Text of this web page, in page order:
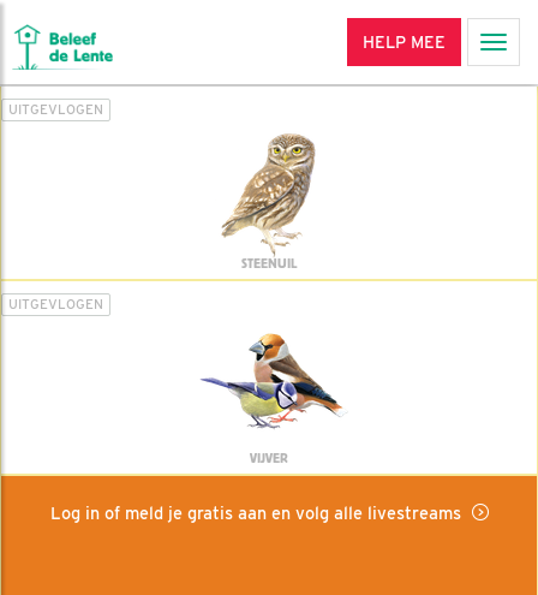
HELP MEE
UITGEVLOGEN
STEENUIL
UITGEVLOGEN
VIJVER
Log in of meld je gratis aan en volg alle livestreams